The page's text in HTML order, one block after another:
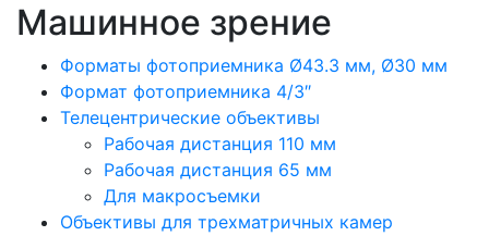
Машинное зрение
Форматы фотоприемника Ø43.3 мм, Ø30 мм
Формат фотоприемника 4/3″
Телецентрические объективы
Рабочая дистанция 110 мм
Рабочая дистанция 65 мм
Для макросъемки
Объективы для трехматричных камер